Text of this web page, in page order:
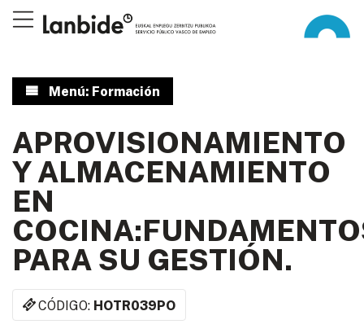
Menú: Formación
APROVISIONAMIENTO
Y ALMACENAMIENTO
EN
PARA SU GESTIÓN.
CÓDIGO: HOTR039PO